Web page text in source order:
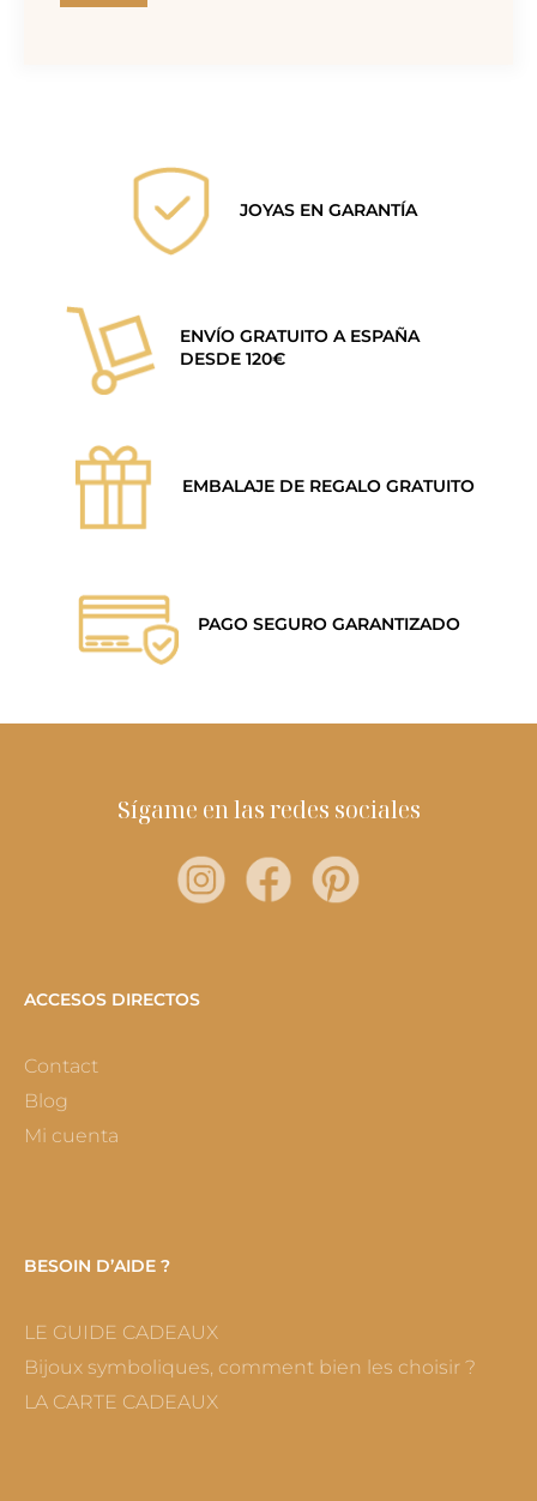
JOYAS EN GARANTÍA
ENVÍO GRATUITO A ESPAÑA
DESDE 120€
EMBALAJE DE REGALO GRATUITO
PAGO SEGURO GARANTIZADO
Sígame en las redes sociales
ACCESOS DIRECTOS
Contact
Blog
Mi cuenta
BESOIN D’AIDE ?
LE GUIDE CADEAUX
Bijoux symboliques, comment bien les choisir ?
LA CARTE CADEAUX